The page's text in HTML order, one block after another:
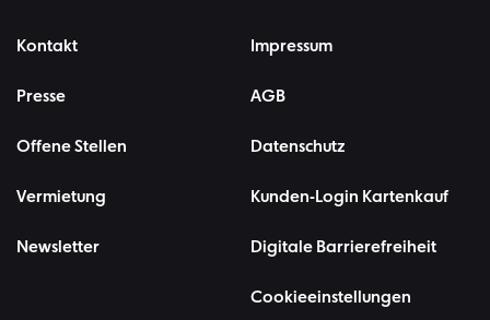
Kontakt
Presse
Offene Stellen
Vermietung
Newsletter
Impressum
AGB
Datenschutz
Kunden-Login Kartenkauf
Digitale Barrierefreiheit
Cookieeinstellungen